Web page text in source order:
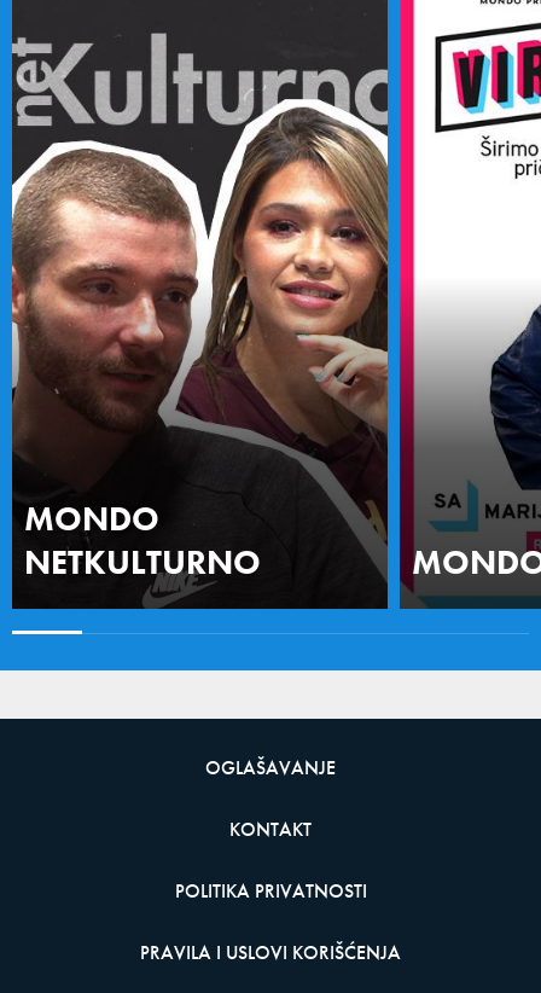
MONDO
NETKULTURNO
OGLAŠAVANJE
KONTAKT
POLITIKA PRIVATNOSTI
PRAVILA I USLOVI KORIŠĆENJA